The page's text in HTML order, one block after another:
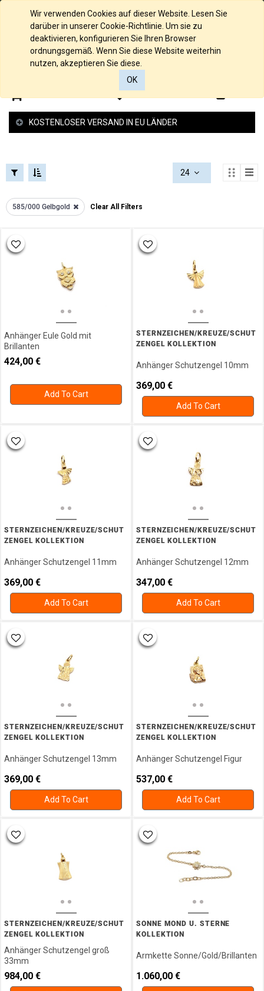
Deutsch
0
Wir verwenden Cookies auf dieser Website. Lesen Sie
darüber in unserer Cookie-Richtlinie. Um sie zu
deaktivieren, konfigurieren Sie Ihren Browser
ordnungsgemäß. Wenn Sie diese Website weiterhin
nutzen, akzeptieren Sie diese.
OK
KOSTENLOSER VERSAND IN EU LÄNDER
24
KOLLEKTIONEN
RINGGRÖSSE
STERNZEICHEN
PREISSPANNE
FILTERS
KATEGORIEN
Alle
Gelbgold
585/000
Palladium
Rosegold
935/000
925/000
Silber
Ankerketten
Armbänder
Armreif
Fussketten
Glücksbox
Geburtsstein
Ohrclipstecker
Ohrschmuck
Ohrschmuck
Ohrstecker
Schutzengel
Steinarmbänder
Valentinstag
585/000 Gelbgold Clear All Filters
Anhänger Eule Gold mit
Brillanten
424,00 €
Add To Cart
STERNZEICHEN/KREUZE/SCHUT
ZENGEL KOLLEKTION
Anhänger Schutzengel 10mm
369,00 €
Add To Cart
STERNZEICHEN/KREUZE/SCHUT
ZENGEL KOLLEKTION
Anhänger Schutzengel 11mm
369,00 €
Add To Cart
STERNZEICHEN/KREUZE/SCHUT
ZENGEL KOLLEKTION
Anhänger Schutzengel 12mm
347,00 €
Add To Cart
STERNZEICHEN/KREUZE/SCHUT
ZENGEL KOLLEKTION
Anhänger Schutzengel 13mm
369,00 €
Add To Cart
STERNZEICHEN/KREUZE/SCHUT
ZENGEL KOLLEKTION
Anhänger Schutzengel Figur
537,00 €
Add To Cart
STERNZEICHEN/KREUZE/SCHUT
ZENGEL KOLLEKTION
Anhänger Schutzengel groß
33mm
984,00 €
SONNE MOND U. STERNE
KOLLEKTION
Armkette Sonne/Gold/Brillanten
1.060,00 €